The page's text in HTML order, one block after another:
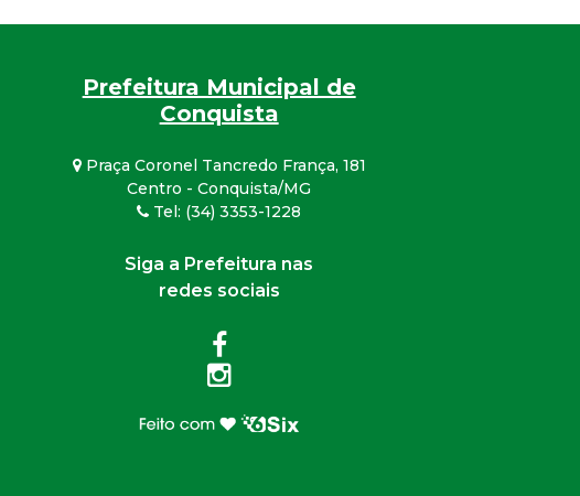
Prefeitura Municipal de
Conquista
Praça Coronel Tancredo França, 181
Centro - Conquista/MG
Tel: (34) 3353-1228
Siga a Prefeitura nas
redes sociais